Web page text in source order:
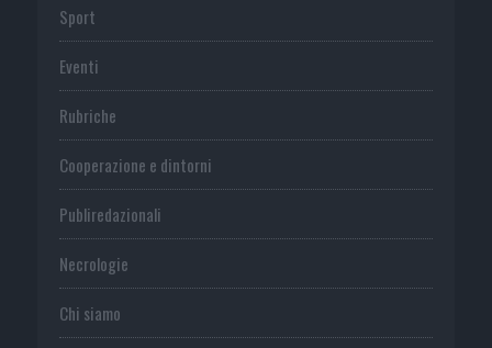
Sport
Eventi
Rubriche
Cooperazione e dintorni
Publiredazionali
Necrologie
Chi siamo